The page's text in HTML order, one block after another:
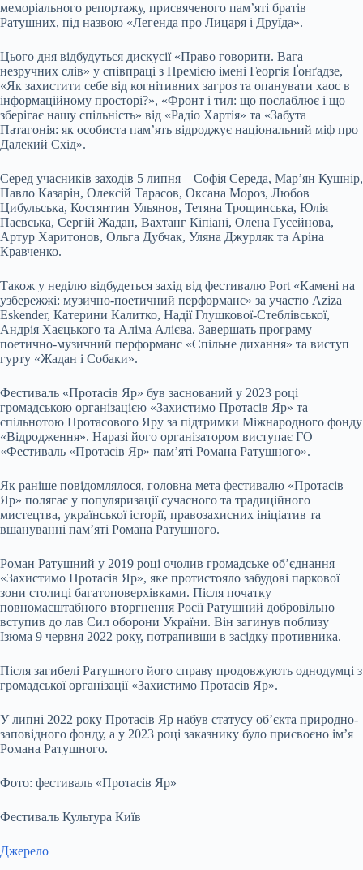
меморіального репортажу, присвяченого пам’яті братів
Ратушних, під назвою «Легенда про Лицаря і Друїда».
Цього дня відбудуться дискусії «Право говорити. Вага
незручних слів» у співпраці з Премією імені Георгія Ґонґадзе,
«Як захистити себе від когнітивних загроз та опанувати хаос в
інформаційному просторі?», «Фронт і тил: що послаблює і що
зберігає нашу спільність» від «Радіо Хартія» та «Забута
Патагонія: як особиста пам’ять відроджує національний міф про
Далекий Схід».
Серед учасників заходів 5 липня – Софія Середа, Мар’ян Кушнір,
Павло Казарін, Олексій Тарасов, Оксана Мороз, Любов
Цибульська, Костянтин Ульянов, Тетяна Трощинська, Юлія
Паєвська, Сергій Жадан, Вахтанг Кіпіані, Олена Гусейнова,
Артур Харитонов, Ольга Дубчак, Уляна Джурляк та Аріна
Кравченко.
Також у неділю відбудеться захід від фестивалю Port «Камені на
узбережжі: музично-поетичний перформанс» за участю Aziza
Eskender, Катерини Калитко, Надії Глушкової-Стеблівської,
Андрія Хаєцького та Аліма Алієва. Завершать програму
поетично-музичний перформанс «Спільне дихання» та виступ
гурту «Жадан і Собаки».
Фестиваль «Протасів Яр» був заснований у 2023 році
громадською організацією «Захистимо Протасів Яр» та
спільнотою Протасового Яру за підтримки Міжнародного фонду
«Відродження». Наразі його організатором виступає ГО
«Фестиваль «Протасів Яр» пам’яті Романа Ратушного».
Як раніше повідомлялося, головна мета фестивалю «Протасів
Яр» полягає у популяризації сучасного та традиційного
мистецтва, української історії, правозахисних ініціатив та
вшануванні пам’яті Романа Ратушного.
Роман Ратушний у 2019 році очолив громадське об’єднання
«Захистимо Протасів Яр», яке протистояло забудові паркової
зони столиці багатоповерхівками. Після початку
повномасштабного вторгнення Росії Ратушний добровільно
вступив до лав Сил оборони України. Він загинув поблизу
Ізюма 9 червня 2022 року, потрапивши в засідку противника.
Після загибелі Ратушного його справу продовжують однодумці з
громадської організації «Захистимо Протасів Яр».
У липні 2022 року Протасів Яр набув статусу об’єкта природно-
заповідного фонду, а у 2023 році заказнику було присвоєно ім’я
Романа Ратушного.
Фото: фестиваль «Протасів Яр»
Фестиваль Культура Київ
Джерело